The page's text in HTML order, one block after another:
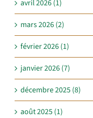
avril 2026 (1)
mars 2026 (2)
février 2026 (1)
janvier 2026 (7)
décembre 2025 (8)
août 2025 (1)